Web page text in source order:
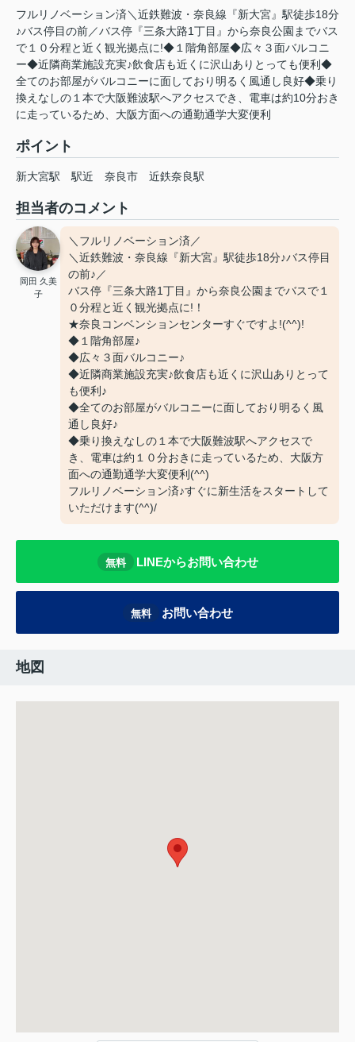
フルリノベーション済＼近鉄難波・奈良線『新大宮』駅徒歩18分
♪バス停目の前／バス停『三条大路1丁目』から奈良公園までバス
で１０分程と近く観光拠点に!◆１階角部屋◆広々３面バルコニ
ー◆近隣商業施設充実♪飲食店も近くに沢山ありとっても便利◆
全てのお部屋がバルコニーに面しており明るく風通し良好◆乗り
換えなしの１本で大阪難波駅へアクセスでき、電車は約10分おき
に走っているため、大阪方面への通勤通学大変便利
ポイント
新大宮駅 駅近 奈良市 近鉄奈良駅
担当者のコメント
岡田 久美
子
＼フルリノベーション済／
＼近鉄難波・奈良線『新大宮』駅徒歩18分♪バス停目
の前♪／
バス停『三条大路1丁目』から奈良公園までバスで１
０分程と近く観光拠点に!！
★奈良コンベンションセンターすぐですよ!(^^)!
◆１階角部屋♪
◆広々３面バルコニー♪
◆近隣商業施設充実♪飲食店も近くに沢山ありとって
も便利♪
◆全てのお部屋がバルコニーに面しており明るく風
通し良好♪
◆乗り換えなしの１本で大阪難波駅へアクセスで
き、電車は約１０分おきに走っているため、大阪方
面への通勤通学大変便利(^^)
フルリノベーション済♪すぐに新生活をスタートして
いただけます(^^)/
無料 LINEからお問い合わせ
無料 お問い合わせ
地図